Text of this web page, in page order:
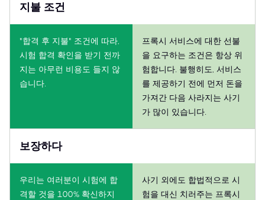
지불 조건
"합격 후 지불" 조건에 따라,
시험 합격 확인을 받기 전까
지는 아무런 비용도 들지 않
습니다.
프록시 서비스에 대한 선불
을 요구하는 조건은 항상 위
험합니다. 불행히도, 서비스
를 제공하기 전에 먼저 돈을
가져간 다음 사라지는 사기
가 많이 있습니다.
보장하다
우리는 여러분이 시험에 합
격할 것을 100% 확신하지
사기 외에도 합법적으로 시
험을 대신 치러주는 프록시